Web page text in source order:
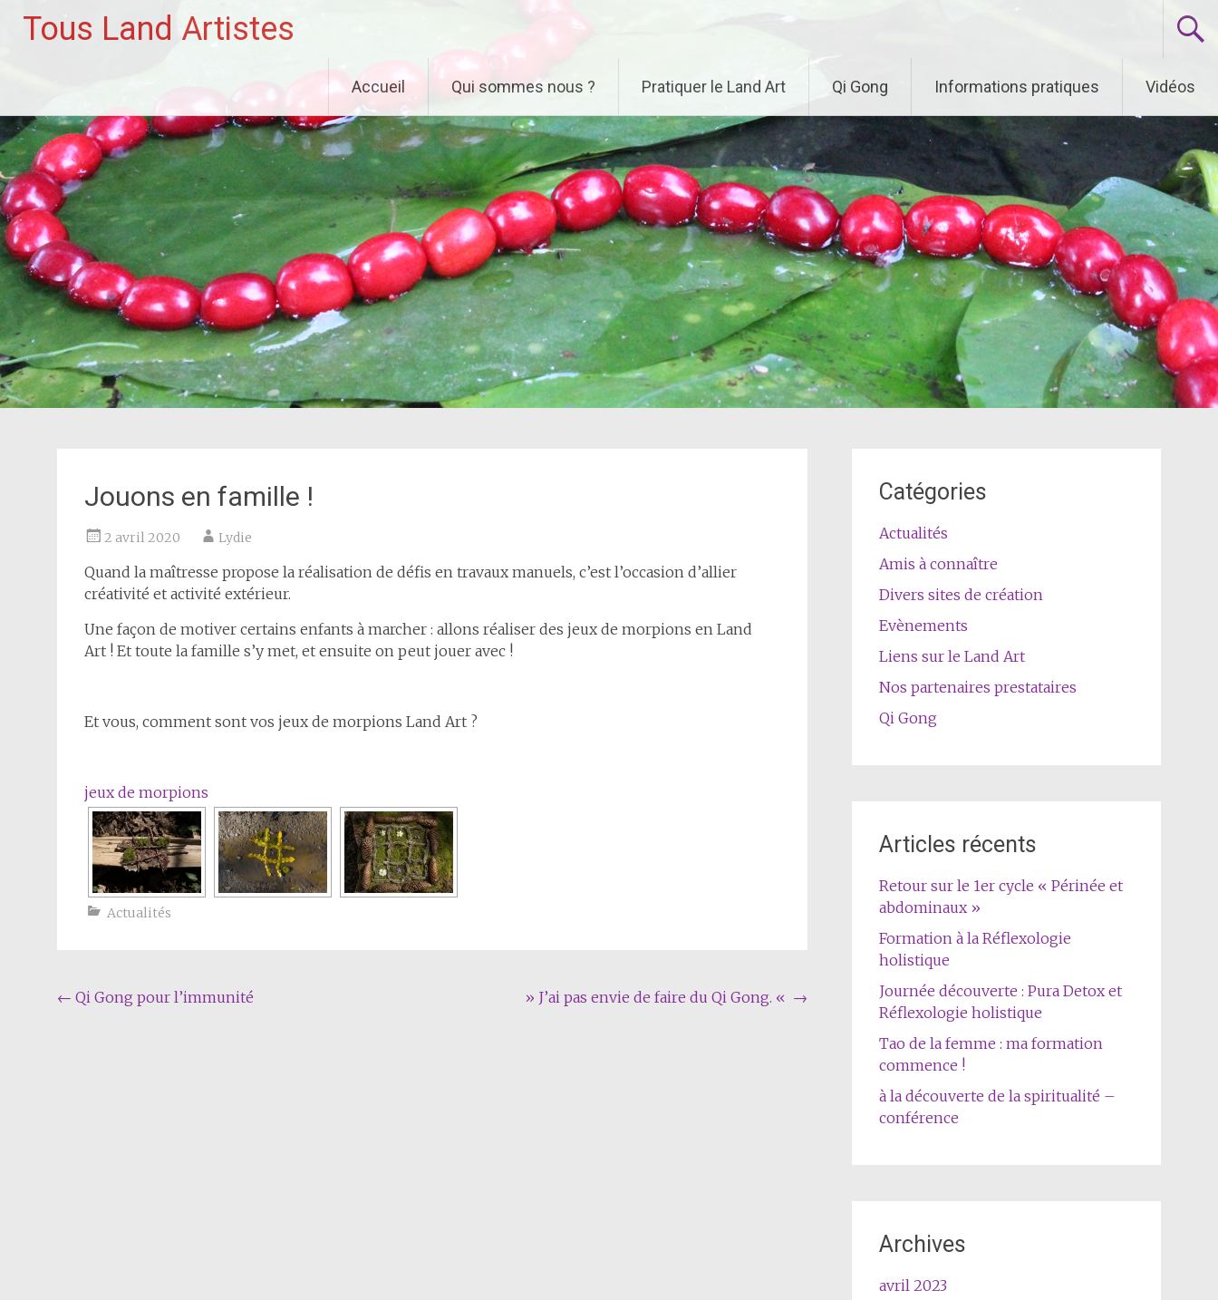
Tous Land Artistes
au
contenu
Accueil Qui sommes nous ? Pratiquer le Land Art Qi Gong Informations pratiques Vidéos
Jouons en famille !
2 avril 2020 Lydie
Quand la maîtresse propose la réalisation de défis en travaux manuels, c’est l’occasion d’allier
créativité et activité extérieur.
Une façon de motiver certains enfants à marcher : allons réaliser des jeux de morpions en Land
Art ! Et toute la famille s’y met, et ensuite on peut jouer avec !
Et vous, comment sont vos jeux de morpions Land Art ?
jeux de morpions
Actualités
Navigation
← Qi Gong pour l’immunité » J’ai pas envie de faire du Qi Gong. « →
Catégories
Actualités
Amis à connaître
Divers sites de création
Evènements
Liens sur le Land Art
Nos partenaires prestataires
Qi Gong
Articles récents
Retour sur le 1er cycle « Périnée et
abdominaux »
Formation à la Réflexologie
holistique
Journée découverte : Pura Detox et
Réflexologie holistique
Tao de la femme : ma formation
commence !
à la découverte de la spiritualité –
conférence
Archives
avril 2023